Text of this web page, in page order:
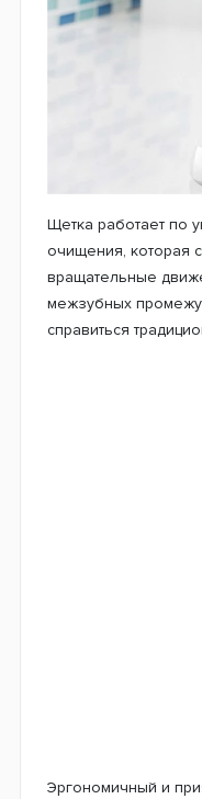
Щетка работает по
очищения, которая
вращательные
межзубных
справиться
Эргономичный и